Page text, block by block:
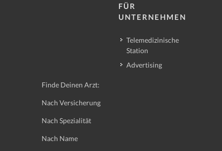
FÜR
UNTERNEHMEN
Telemedizinische
Station
Advertising
Finde Deinen Arzt:
Nach Versicherung
Nach Spezialität
Nach Name